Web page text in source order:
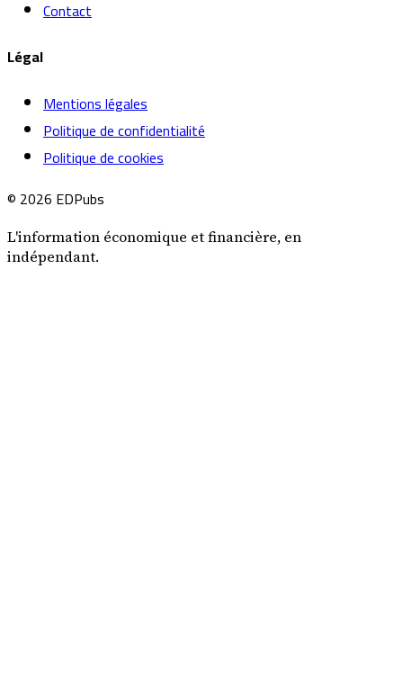
Contact
Légal
Mentions légales
Politique de confidentialité
Politique de cookies
© 2026 EDPubs
L'information économique et financière, en
indépendant.